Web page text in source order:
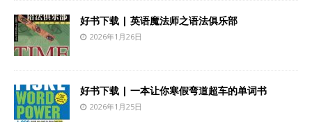
好书下载 | 英语魔法师之语法俱乐部
2026年1月26日
好书下载 | 一本让你寒假弯道超车的单词书
2026年1月25日